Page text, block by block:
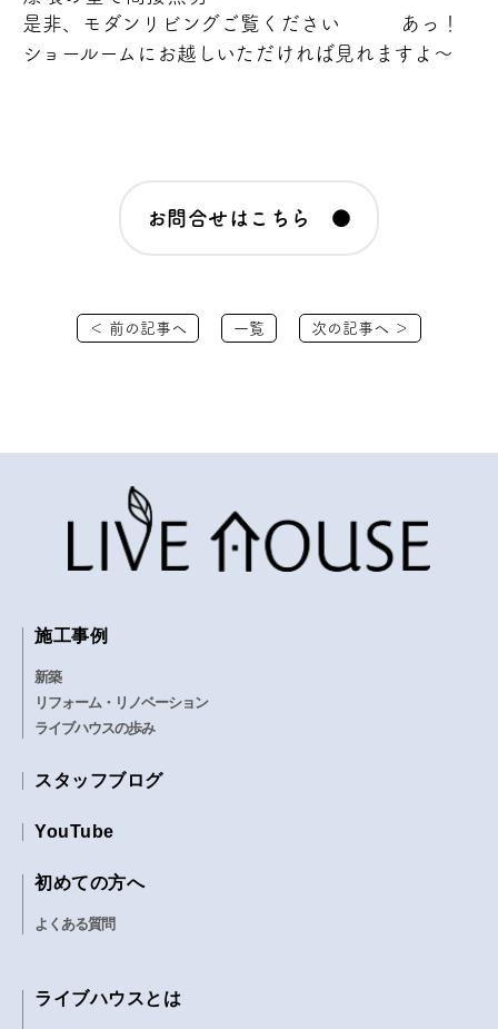
是非、モダンリビングご覧ください あっ！
ショールームにお越しいただければ見れますよ～
お問合せはこちら ●
＜ 前の記事へ 一覧 次の記事へ ＞
施工事例
新築
リフォーム・リノベーション
ライブハウスの歩み
スタッフブログ
YouTube
初めての方へ
よくある質問
ライブハウスとは